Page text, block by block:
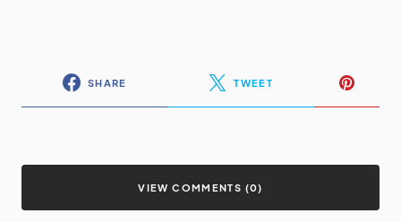
SHARE TWEET
VIEW COMMENTS (0)